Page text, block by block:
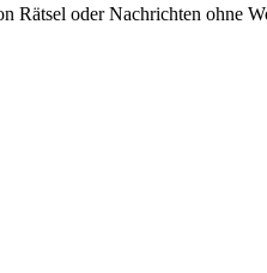
Rätsel oder Nachrichten ohne